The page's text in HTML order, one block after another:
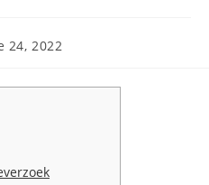
24, 2022